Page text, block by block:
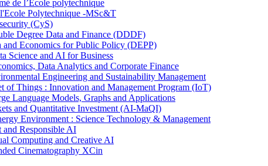
de l’École polytechnique
Polytechnique -MSc&T
(CyS)
Degree Data and Finance (DDDF)
Economics for Public Policy (DEPP)
Science and AI for Business
Data Analytics and Corporate Finance
Engineering and Sustainability Management
of Things : Innovation and Management Program (IoT)
Language Models, Graphs and Applications
and Quantitative Investment (AI-MaQI)
Environment : Science Technology & Management
Responsible AI
Computing and Creative AI
Cinematography XCin